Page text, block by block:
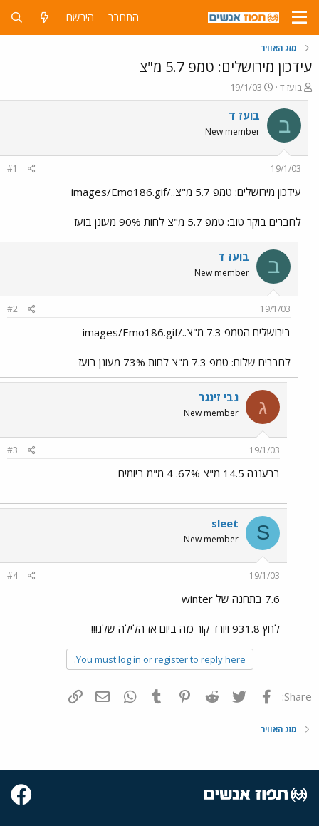
התחבר הירשם
מזג האוויר
עידכון מירושלים: טמפ 5.7 מ"צ
פ
ו
ת
ח
ה
ש
א
בועז ד
פ
ו
ר
ם
ר
19/1/03
ב בועז ד
New member
19/1/03
#1
עידכון מירושלים: טמפ 5.7 מ"צ../images/Emo186.gif
לחברים בוקר טוב: טמפ 5.7 מ"צ לחות 90% מעונן בועז
ב בועז ד
New member
19/1/03
#2
בירושלים הטמפ 7.3 מ"צ../images/Emo186.gif
לחברים שלום: טמפ 7.3 מ"צ לחות 73% מעונן בועז
ג גבי זינגר
New member
19/1/03
#3
ברעננה 14.5 מ"צ 67%. 4 מ"מ ביומים
S
sleet
New member
19/1/03
#4
7.6 בתחנה של winter
לחץ 931.8 ויורד קור כזה ביום אז הלילה שלג!!!
You must log in or register to reply here.
Share: פייסבוק Twitter
Reddit
Pinterest
Tumblr
WhatsAppדואר אלקטרוני
מזג האוויר